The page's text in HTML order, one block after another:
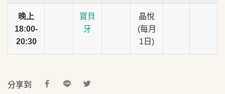
晚上
18:00-
20:30
寶貝
牙
晶悅
(每月
1日)
分享到